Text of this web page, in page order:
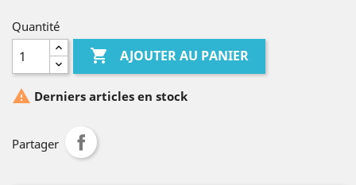
Quantité
 AJOUTER AU PANIER
 Derniers articles en stock
Partager